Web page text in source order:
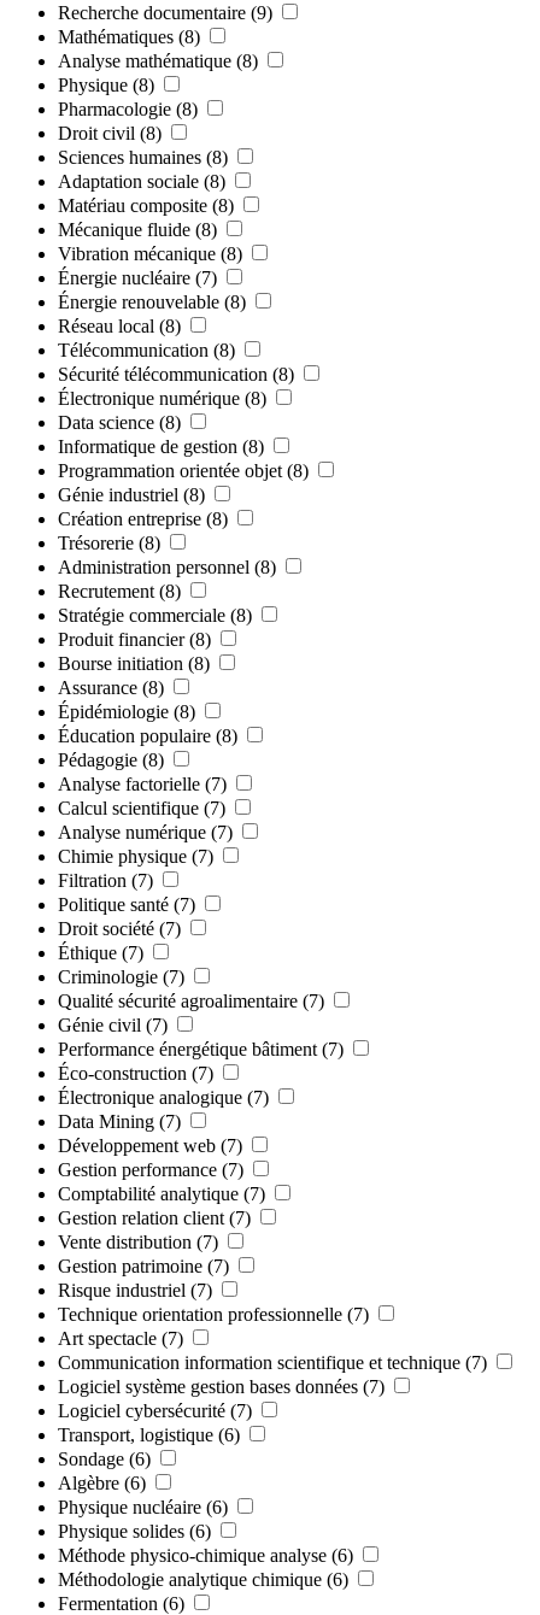
Recherche documentaire (9)
Mathématiques (8)
Analyse mathématique (8)
Physique (8)
Pharmacologie (8)
Droit civil (8)
Sciences humaines (8)
Adaptation sociale (8)
Matériau composite (8)
Mécanique fluide (8)
Vibration mécanique (8)
Énergie nucléaire (7)
Énergie renouvelable (8)
Réseau local (8)
Télécommunication (8)
Sécurité télécommunication (8)
Électronique numérique (8)
Data science (8)
Informatique de gestion (8)
Programmation orientée objet (8)
Génie industriel (8)
Création entreprise (8)
Trésorerie (8)
Administration personnel (8)
Recrutement (8)
Stratégie commerciale (8)
Produit financier (8)
Bourse initiation (8)
Assurance (8)
Épidémiologie (8)
Éducation populaire (8)
Pédagogie (8)
Analyse factorielle (7)
Calcul scientifique (7)
Analyse numérique (7)
Chimie physique (7)
Filtration (7)
Politique santé (7)
Droit société (7)
Éthique (7)
Criminologie (7)
Qualité sécurité agroalimentaire (7)
Génie civil (7)
Performance énergétique bâtiment (7)
Éco-construction (7)
Électronique analogique (7)
Data Mining (7)
Développement web (7)
Gestion performance (7)
Comptabilité analytique (7)
Gestion relation client (7)
Vente distribution (7)
Gestion patrimoine (7)
Risque industriel (7)
Technique orientation professionnelle (7)
Art spectacle (7)
Communication information scientifique et technique (7)
Logiciel système gestion bases données (7)
Logiciel cybersécurité (7)
Transport, logistique (6)
Sondage (6)
Algèbre (6)
Physique nucléaire (6)
Physique solides (6)
Méthode physico-chimique analyse (6)
Méthodologie analytique chimique (6)
Fermentation (6)